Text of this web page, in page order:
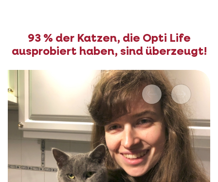
93 % der Katzen, die Opti Life
ausprobiert haben, sind überzeugt!
Vorher Nächstes